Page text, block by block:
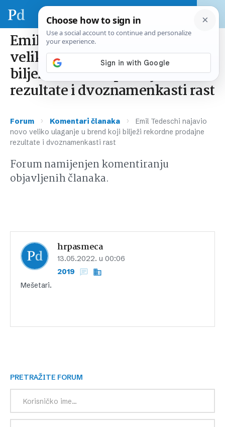
Emil Tedeschi najavio novo
veliko ulaganje u brend koji
bilježi rekordne prodajne
rezultate i dvoznamenkasti rast
Forum › Komentari članaka ›
Emil Tedeschi najavio
novo veliko ulaganje u brend koji bilježi rekordne prodajne
rezultate i dvoznamenkasti rast
Forum namijenjen komentiranju
objavljenih članaka.
hrpasmeca
13.05.2022. u 00:06
2019
Mešetari.
PRETRAŽITE FORUM